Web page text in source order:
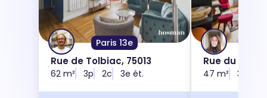
Paris 13e
Rue de Tolbiac, 75013
62 m² 3p 2c 3e ét.
Rue du Jura,
47 m² 3p